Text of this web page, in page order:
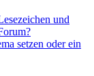
und
setzen oder ein